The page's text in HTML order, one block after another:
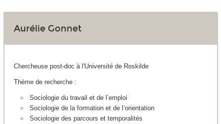
Aurélie Gonnet
Chercheuse post-doc à l'Université de Roskilde
Thème de recherche :
Sociologie du travail et de l’emploi
Sociologie de la formation et de l’orientation
Sociologie des parcours et temporalités